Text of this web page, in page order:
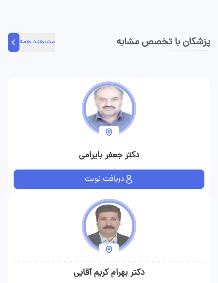
پزشکان با تخصص مشابه مشاهده همه
دکتر جعفر بایرامی
دریافت نوبت
دکتر بهرام کریم آقایی